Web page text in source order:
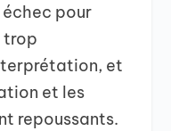
échec pour
trop
et
et les
repoussants.